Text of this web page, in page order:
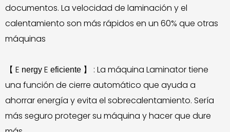
documentos. La velocidad de laminación y el
calentamiento son más rápidos en un 60% que otras
máquinas
【 E nergy E eficiente 】 : La máquina Laminator tiene
una función de cierre automático que ayuda a
ahorrar energía y evita el sobrecalentamiento. Sería
más seguro proteger su máquina y hacer que dure